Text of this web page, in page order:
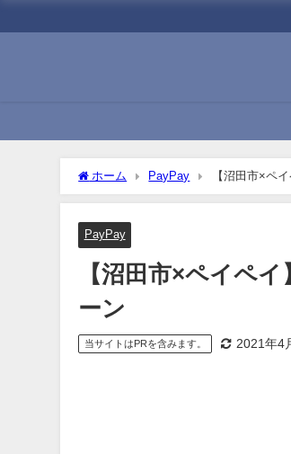
ホーム PayPay 【沼田市×ペ
PayPay
【沼田市×ペイペ
ーン
当サイトはPRを含みます。 2021年4